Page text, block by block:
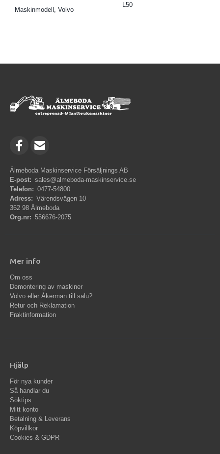
Maskinmodell, Volvo
L50
Älmeboda Maskinservice Försäljnings AB
E-post: sales@almeboda-maskinservice.se
Telefon: 0477-54800
Adress: Värendsvägen 10
362 98 Älmeboda
Org.nr: 556676-2075
Mer info
Om oss
Demontering av maskiner
Volvo eller Åkerman till salu?
Retur och Reklamation
Fraktinformation
Hjälp
För nya kunder
Så handlar du
Söktips
Mitt konto
Betalning & Leverans
Köpvillkor
Cookies & GDPR